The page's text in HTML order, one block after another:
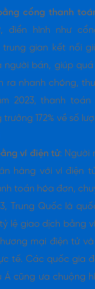
cổng thanh
điển hình như
trung gian kết nối
người bán, giúp
ra nhanh chóng,
2023, thanh
172% về số
ví điện tử: Người
hàng với ví điện
toán hóa đơn,
Trung Quốc là
lệ giao dịch bằng
mại điện tử và
tế. Các quốc gia
Á cũng ưa chuộng